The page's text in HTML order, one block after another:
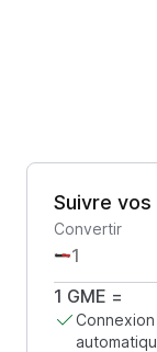
Suivre vos
Convertir
1 GME =